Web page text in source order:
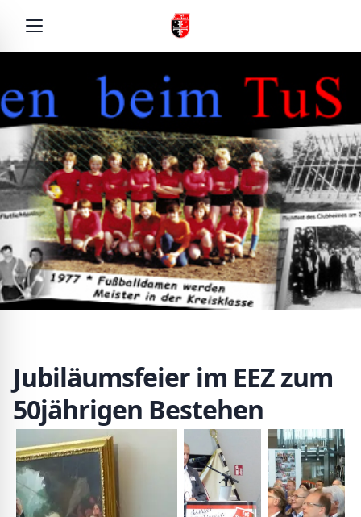
Jubiläumsfeier im EEZ zum
50jährigen Bestehen